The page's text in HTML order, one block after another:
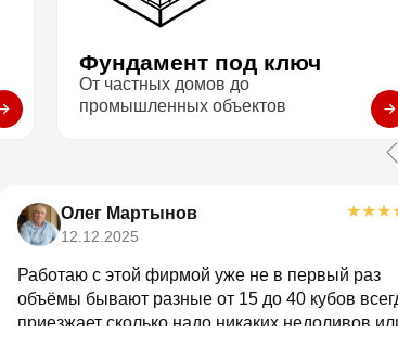
Фундамент под ключ
От частных домов до
промышленных объектов
Олег Мартынов
12.12.2025
★★★
Работаю с этой фирмой уже не в первый раз
объёмы бывают разные от 15 до 40 кубов
приезжает сколько надо никаких недоливов